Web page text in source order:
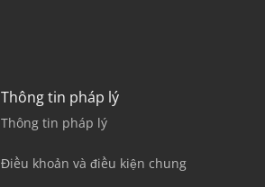
Thông tin pháp lý
Thông tin pháp lý
Điều khoản và điều kiện chung